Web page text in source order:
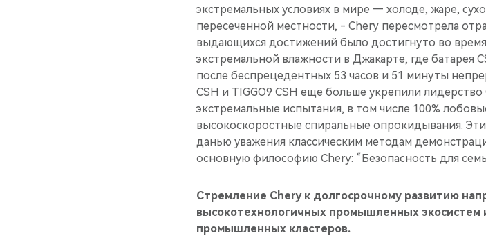
экстремальных условиях в мире — холоде, жаре,
пересеченной местности, - Chery пересмотрела
выдающихся достижений было достигнуто во
экстремальной влажности в Джакарте, где батарея
после беспрецедентных 53 часов и 51 минуты
CSH и TIGGO9 CSH еще больше укрепили
экстремальные испытания, в том числе 100%
высокоскоростные спиральные опрокидывания.
данью уважения классическим методам
основную философию Chery: “Безопасность для
Стремление Chery к долгосрочному развитию
высокотехнологичных промышленных экосистем
промышленных кластеров.